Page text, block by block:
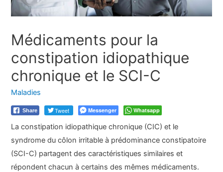
Médicaments pour la
constipation idiopathique
chronique et le SCI-C
Maladies
Share Tweet Messenger Whatsapp
La constipation idiopathique chronique (CIC) et le
syndrome du côlon irritable à prédominance constipatoire
(SCI-C) partagent des caractéristiques similaires et
répondent chacun à certains des mêmes médicaments.